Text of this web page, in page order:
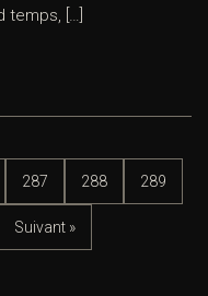
temps, […]
287 288 289
Suivant »